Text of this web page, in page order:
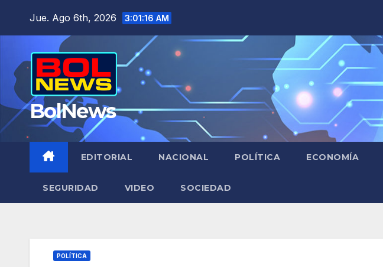
Jue. Ago 6th, 2026 3:01:17 AM
BolNews
EDITORIAL NACIONAL POLÍTICA ECONOMÍA
SEGURIDAD VIDEO SOCIEDAD
POLÍTICA